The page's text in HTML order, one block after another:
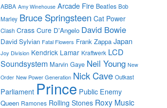
ABBA Amy Winehouse Arcade Fire Beatles Bob
Marley Bruce Springsteen Cat Power
Clash Crass Cure D'Angelo David Bowie
David Sylvian Fatal Flowers Frank Zappa Japan
Joy Division Kendrick Lamar Kraftwerk LCD
Soundsystem Marvin Gaye Neil Young New
Order New Power Generation Nick Cave Outkast
Parliament Prince Public Enemy
Queen Ramones Rolling Stones Roxy Music